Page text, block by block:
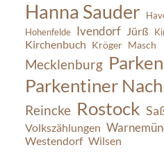
Hanna Sauder
Hohenfelde Ivendorf Jürß
Kirchenbuch Kröger Masch
Mecklenburg
Parkentiner
Reincke Rostock
Volkszählungen
Westendorf Wilsen